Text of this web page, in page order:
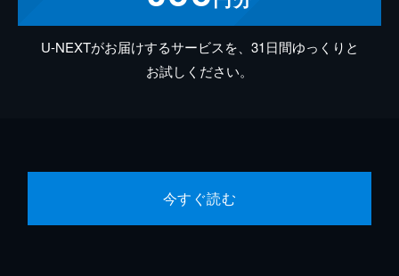
U-NEXTがお届けするサービスを、31日間ゆっくりと
お試しください。
今すぐ読む